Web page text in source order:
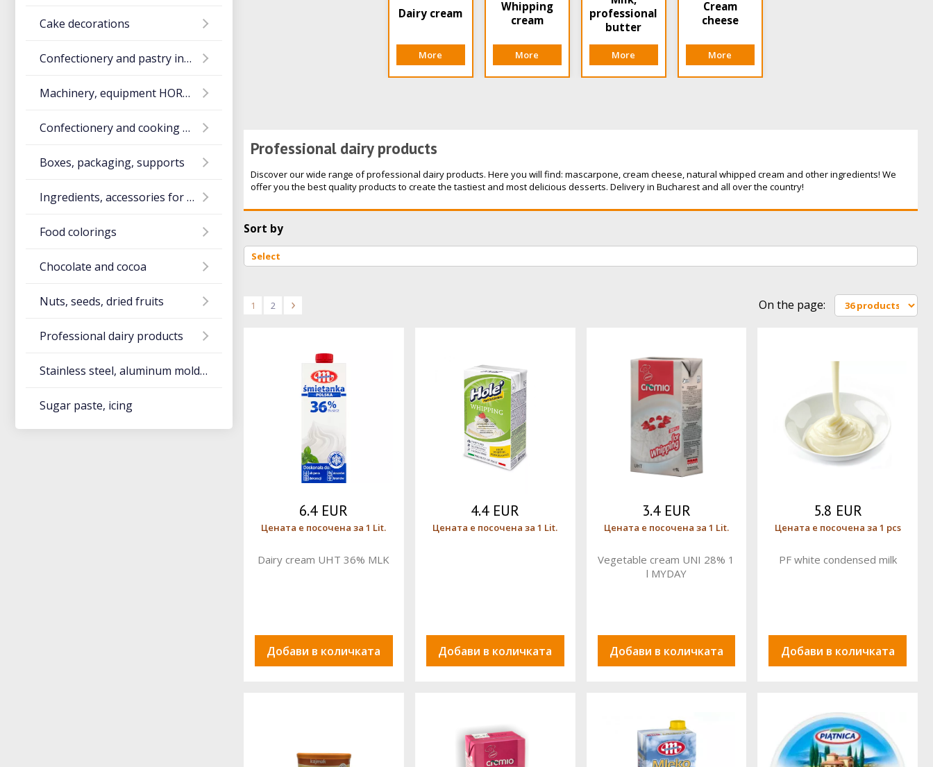
Cake decorations
Confectionery and pastry ingredients
Machinery, equipment HORECA
Confectionery and cooking utensils
Boxes, packaging, supports
Ingredients, accessories for ice cream
Food colorings
Chocolate and cocoa
Nuts, seeds, dried fruits
Professional dairy products
Stainless steel, aluminum molds and utensils
Sugar paste, icing
Dairy cream
More
Whipping
cream
More
professional
butter
More
Cream
cheese
More
Professional dairy products
Discover our wide range of professional dairy products. Here you will find: mascarpone, cream cheese, natural whipped cream and other ingredients! We
offer you the best quality products to create the tastiest and most delicious desserts. Delivery in Bucharest and all over the country!
Sort by
1 2 > On the page:
6.4 EUR
Цената е посочена за 1 Lit.
Dairy cream UHT 36% MLK
Добави в количката
4.4 EUR
Цената е посочена за 1 Lit.
Добави в количката
3.4 EUR
Цената е посочена за 1 Lit.
Vegetable cream UNI 28% 1
l MYDAY
Добави в количката
5.8 EUR
Цената е посочена за 1 pcs
PF white condensed milk
Добави в количката